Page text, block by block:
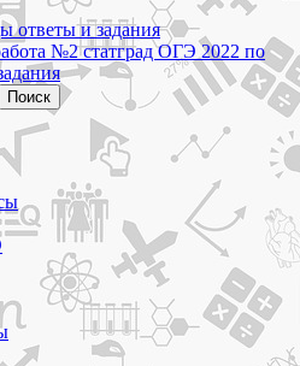
ответы и задания
№2 статград ОГЭ 2022 по